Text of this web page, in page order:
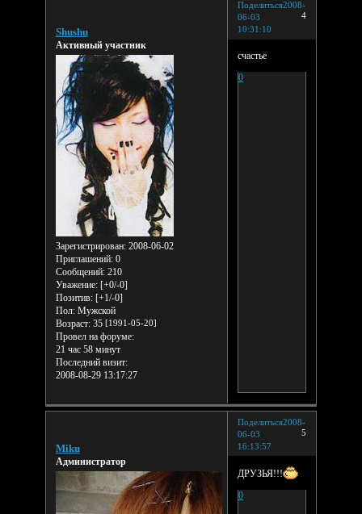
Поделиться
4
2008-
06-03
10:31:10
Shushu
Активный участник
Зарегистрирован: 2008-06-02
Приглашений:0
Сообщений:210
Уважение: [+0/-0]
Позитив: [+1/-0]
Пол:Мужской
Возраст:35 [1991-05-20]
Провел на форуме:
21 час 58 минут
Последний визит:
2008-08-29 13:17:27
счастье
0
Поделиться
5
2008-
06-03
16:13:57
Miku
Администратор
ДРУЗЬЯ!!!
0